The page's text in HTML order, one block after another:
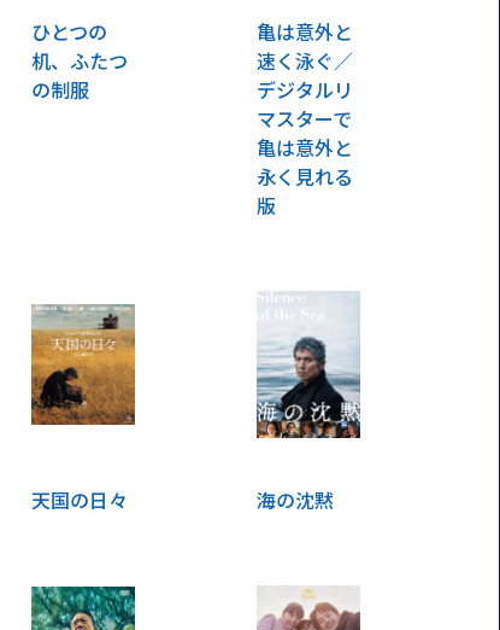
ひとつの
机、ふたつ
の制服
亀は意外と
速く泳ぐ／
デジタルリ
マスターで
亀は意外と
永く見れる
版
天国の日々 海の沈黙